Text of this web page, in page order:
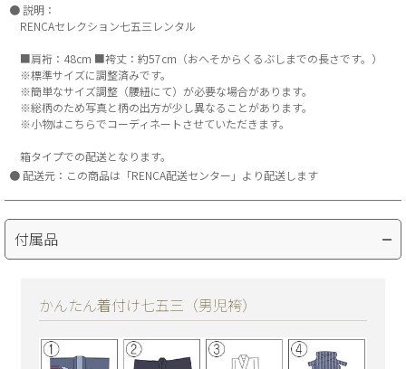
説明：
RENCAセレクション七五三レンタル
■肩裄：48cm ■袴丈：約57cm（おへそからくるぶしまでの長さです。）
※標準サイズに調整済みです。
※簡単なサイズ調整（腰紐にて）が必要な場合があります。
※総柄のため写真と柄の出方が少し異なることがあります。
※小物はこちらでコーディネートさせていただきます。
箱タイプでの配送となります。
配送元：この商品は「RENCA配送センター」より配送します
付属品
かんたん着付け七五三（男児袴）